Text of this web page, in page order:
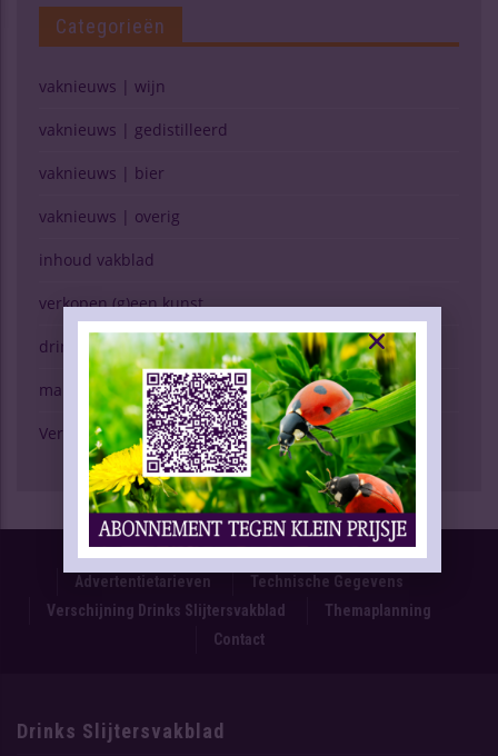
Categorieën
vaknieuws | wijn
vaknieuws | gedistilleerd
vaknieuws | bier
vaknieuws | overig
inhoud vakblad
verkopen (g)een kunst
drinken & gezondheid
marktspiegel
Verschijning Drinks Slijtersvakblad
Proefnummer
Oplage & Verspreiding
Advertentietarieven
Technische Gegevens
Verschijning Drinks Slijtersvakblad
Themaplanning
Contact
Drinks Slijtersvakblad